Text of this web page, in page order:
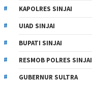
KAPOLRES SINJAI
UIAD SINJAI
BUPATI SINJAI
RESMOB POLRES SINJAI
GUBERNUR SULTRA